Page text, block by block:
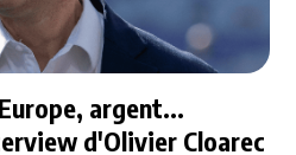
argent...
d'Olivier Cloarec